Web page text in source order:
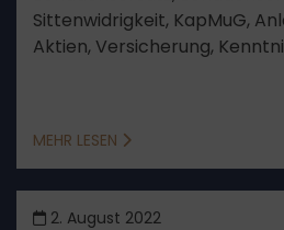
Sittenwidrigkeit, KapMuG,
Aktien, Versicherung,
MEHR LESEN
2. August 2022